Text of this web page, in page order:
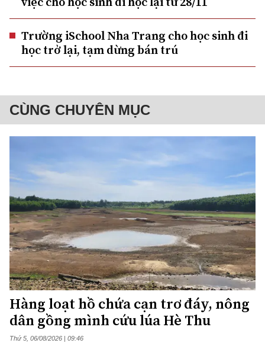
Trường iSchool Nha Trang cho học sinh đi
học trở lại, tạm dừng bán trú
CÙNG CHUYÊN MỤC
Hàng loạt hồ chứa cạn trơ đáy, nông
dân gồng mình cứu lúa Hè Thu
Thứ 5, 06/08/2026 | 09:46